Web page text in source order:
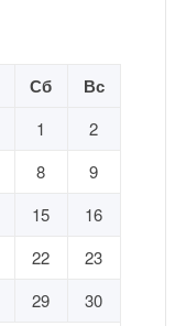
Сб Вс
1
2
8
9
15
16
22
23
29
30